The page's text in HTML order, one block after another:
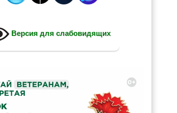
Версия для слабовидящих